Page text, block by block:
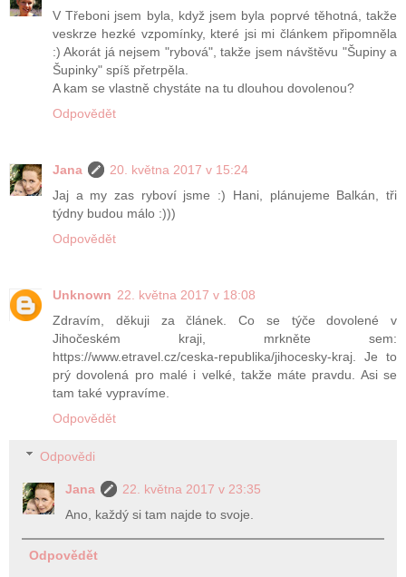
V Třeboni jsem byla, když jsem byla poprvé těhotná, takže
veskrze hezké vzpomínky, které jsi mi článkem připomněla
:) Akorát já nejsem "rybová", takže jsem návštěvu "Šupiny a
Šupinky" spíš přetrpěla.
A kam se vlastně chystáte na tu dlouhou dovolenou?
Odpovědět
Jana
20. května 2017 v 15:24
Jaj a my zas ryboví jsme :) Hani, plánujeme Balkán, tři
týdny budou málo :)))
Odpovědět
Unknown 22. května 2017 v 18:08
Zdravím, děkuji za článek. Co se týče dovolené v
Jihočeském kraji, mrkněte sem:
https://www.etravel.cz/ceska-republika/jihocesky-kraj. Je to
prý dovolená pro malé i velké, takže máte pravdu. Asi se
tam také vypravíme.
Odpovědět
Odpovědi
Jana
22. května 2017 v 23:35
Ano, každý si tam najde to svoje.
Odpovědět